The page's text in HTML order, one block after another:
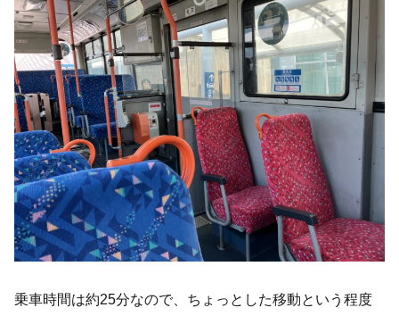
乗車時間は約25分なので、ちょっとした移動という程度